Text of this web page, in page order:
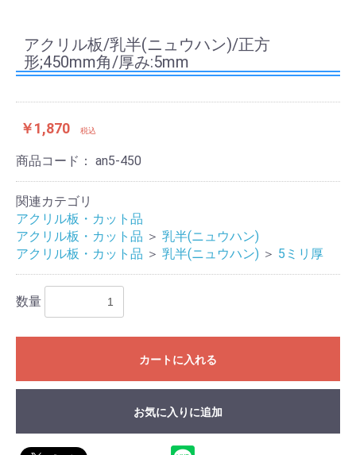
アクリル板/乳半(ニュウハン)/正方
形;450mm角/厚み:5mm
￥1,870 税込
商品コード： an5-450
関連カテゴリ
アクリル板・カット品
アクリル板・カット品 ＞ 乳半(ニュウハン)
アクリル板・カット品 ＞ 乳半(ニュウハン) ＞ 5ミリ厚
数量
カートに入れる
お気に入りに追加